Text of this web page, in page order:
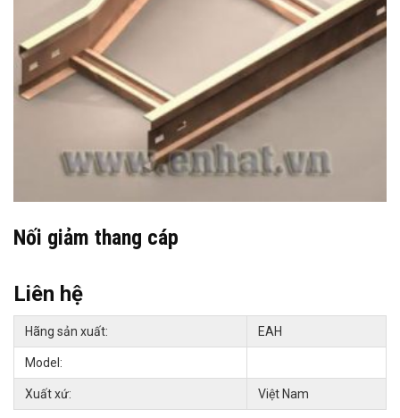
Nối giảm thang cáp
Liên hệ
Hãng sản xuất: EAH
Model:
Xuất xứ: Việt Nam